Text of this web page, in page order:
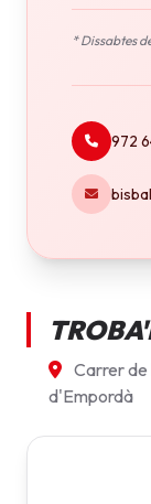
* Dissabtes
972
Carrer de
d'Empordà